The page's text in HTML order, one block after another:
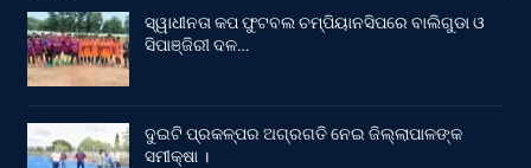
ସ୍ୱାଧୀନତା କପ ଫୁଟବଲ ଚମ୍ପିୟାନସିପରେ ବାଲିଗୁଡା ଓ
ସିପାଞ୍ଜିରୀ ଦଳ…
ଦୁଇଟି ପ୍ରକଳ୍ପର ଅଗ୍ରଗତି ନେଇ ଜିଲ୍ଲାପାଳଙ୍କ
ସମୀକ୍ଷା ।